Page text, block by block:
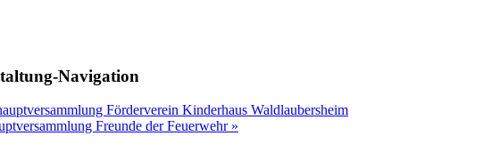
Navigation
Förderverein Kinderhaus Waldlaubersheim
Freunde der Feuerwehr »